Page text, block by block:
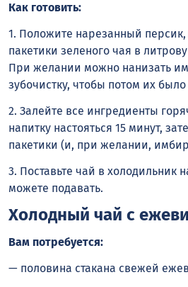
Как готовить:
1. Положите нарезанный
пакетики зеленого чая в
При желании можно нанизать
зубочистку, чтобы потом их было
2. Залейте все ингредиенты
напитку настояться 15 минут,
пакетики (и, при желании,
3. Поставьте чай в холодильник
можете подавать.
Холодный чай с
Вам потребуется:
— половина стакана свежей